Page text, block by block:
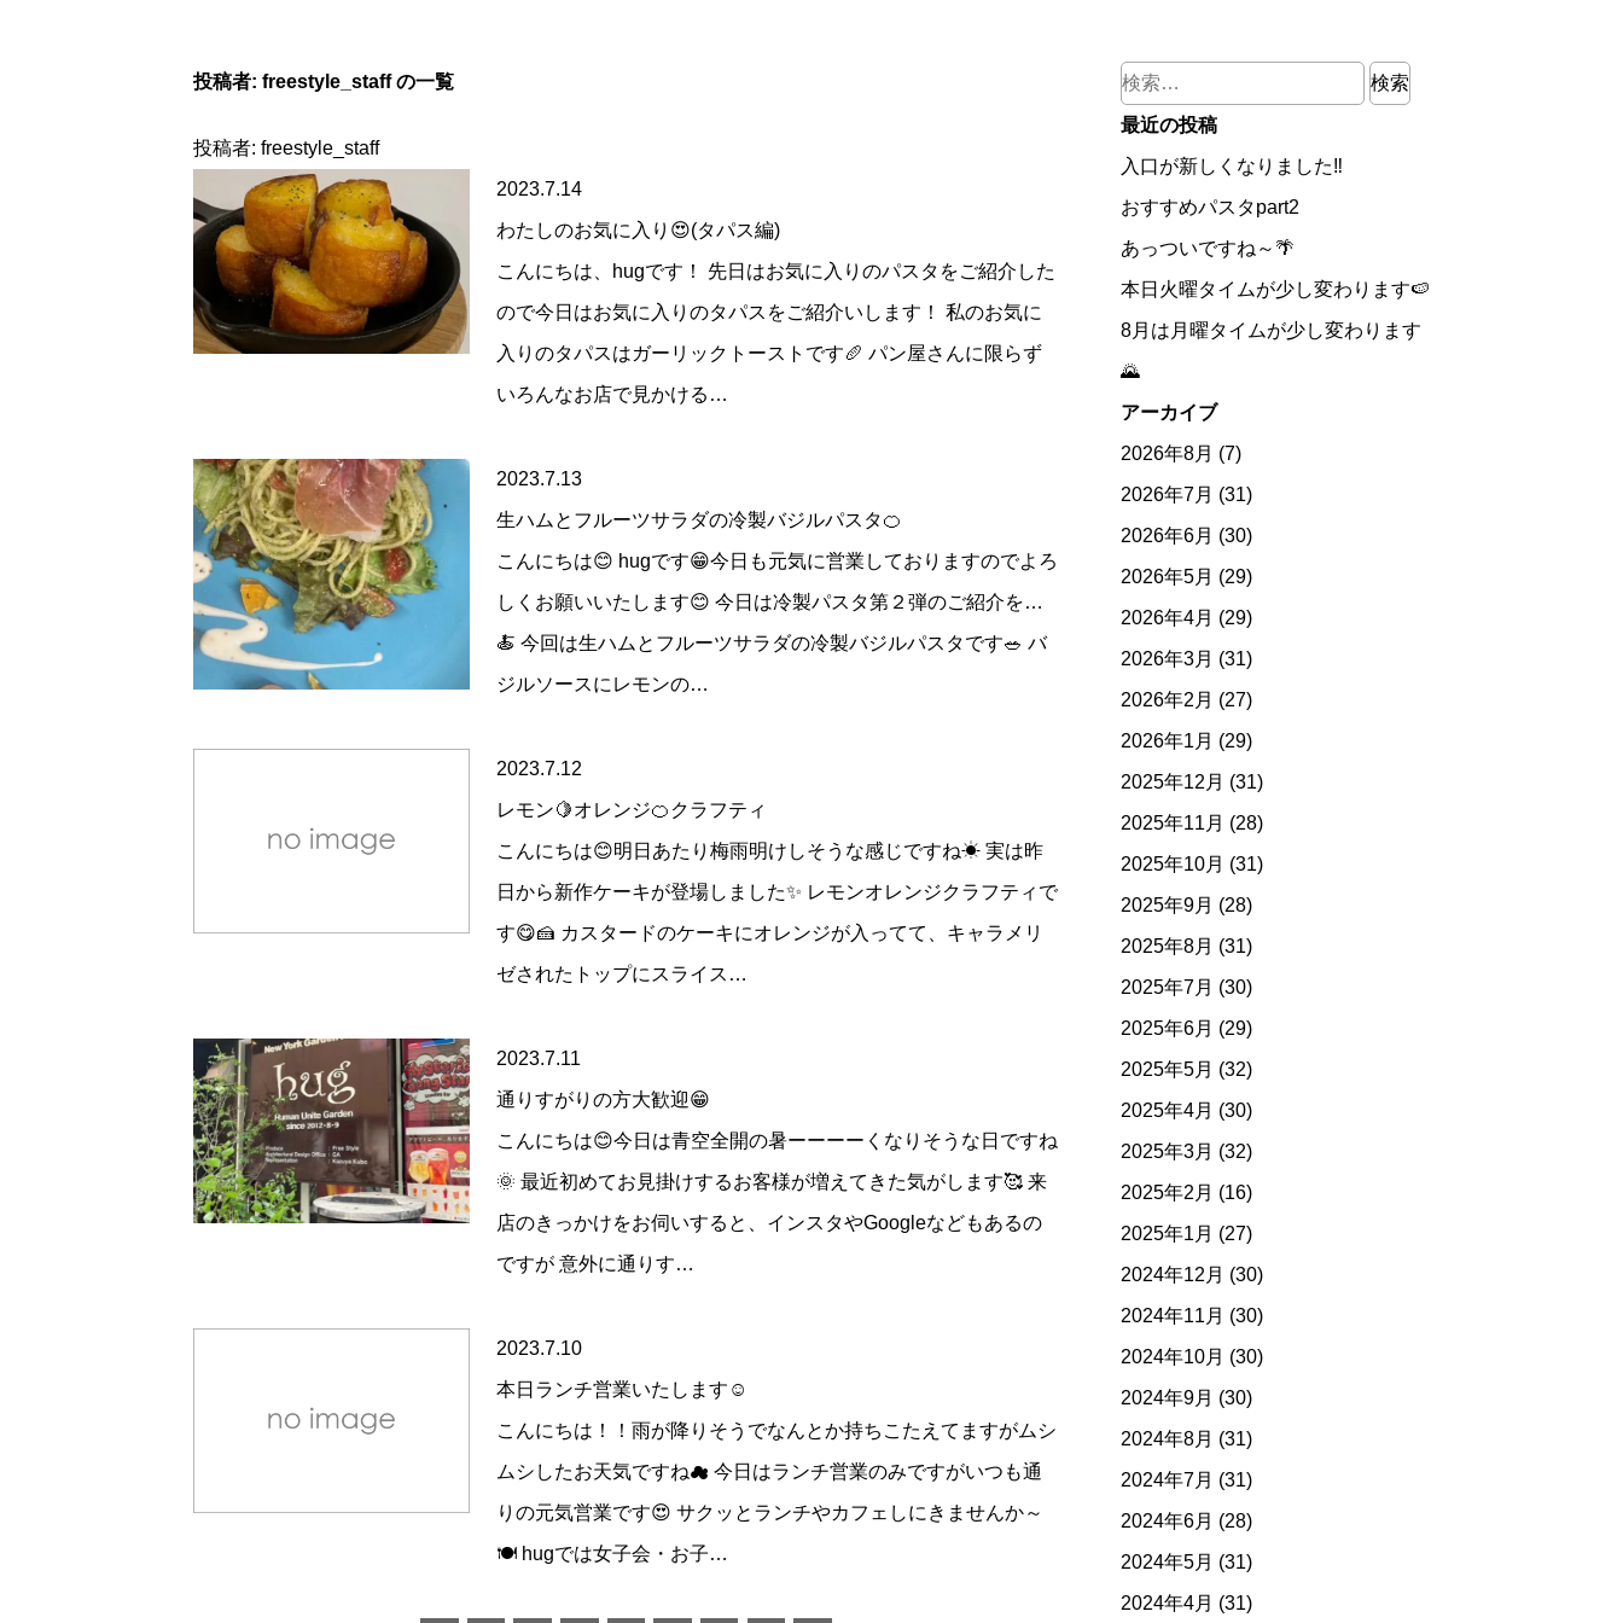
投稿者: freestyle_staffの一覧
投稿者: freestyle_staff
2023.7.14
わたしのお気に入り😍(タパス編)
こんにちは、hugです！ 先日はお気に入りのパスタをご紹介した
ので今日はお気に入りのタパスをご紹介いします！ 私のお気に
入りのタパスはガーリックトーストです🥖 パン屋さんに限らず
いろんなお店で見かける…
2023.7.13
生ハムとフルーツサラダの冷製バジルパスタ🍊
こんにちは😊 hugです😁今日も元気に営業しておりますのでよろ
しくお願いいたします😊 今日は冷製パスタ第２弾のご紹介を…
🍝 今回は生ハムとフルーツサラダの冷製バジルパスタです🥗 バ
ジルソースにレモンの…
2023.7.12
レモン🍋オレンジ🍊クラフティ
こんにちは😊明日あたり梅雨明けしそうな感じですね☀ 実は昨
日から新作ケーキが登場しました✨ レモンオレンジクラフティで
す😋🍰 カスタードのケーキにオレンジが入ってて、キャラメリ
ゼされたトップにスライス…
2023.7.11
通りすがりの方大歓迎😁
こんにちは😊今日は青空全開の暑ーーーーくなりそうな日ですね
🌞 最近初めてお見掛けするお客様が増えてきた気がします🥰 来
店のきっかけをお伺いすると、インスタやGoogleなどもあるの
ですが 意外に通りす…
2023.7.10
本日ランチ営業いたします☺
こんにちは！！雨が降りそうでなんとか持ちこたえてますがムシ
ムシしたお天気ですね☁ 今日はランチ営業のみですがいつも通
りの元気営業です😍 サクッとランチやカフェしにきませんか～
🍽 hugでは女子会・お子…
検
索:
最近の投稿
入口が新しくなりました‼
おすすめパスタpart2
あっついですね～🌴
本日火曜タイムが少し変わります🍉
8月は月曜タイムが少し変わります
🌄
アーカイブ
2026年8月 (7)
2026年7月 (31)
2026年6月 (30)
2026年5月 (29)
2026年4月 (29)
2026年3月 (31)
2026年2月 (27)
2026年1月 (29)
2025年12月 (31)
2025年11月 (28)
2025年10月 (31)
2025年9月 (28)
2025年8月 (31)
2025年7月 (30)
2025年6月 (29)
2025年5月 (32)
2025年4月 (30)
2025年3月 (32)
2025年2月 (16)
2025年1月 (27)
2024年12月 (30)
2024年11月 (30)
2024年10月 (30)
2024年9月 (30)
2024年8月 (31)
2024年7月 (31)
2024年6月 (28)
2024年5月 (31)
2024年4月 (31)